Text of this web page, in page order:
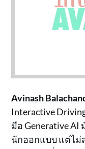
Avinash
Interactive
มือ Generative
นักออกแบบ แต่ไม่